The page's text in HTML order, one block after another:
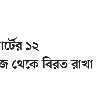
১২
থেকে বিরত রাখা